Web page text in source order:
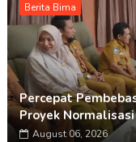
Berita Bima
Percepat
Proyek
August 06, 2026